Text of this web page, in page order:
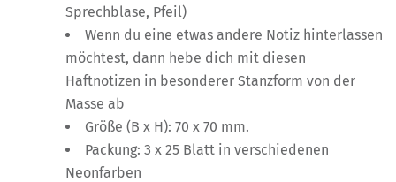
Sprechblase, Pfeil)
Wenn du eine etwas andere Notiz hinterlassen
möchtest, dann hebe dich mit diesen
Haftnotizen in besonderer Stanzform von der
Masse ab
Größe (B x H): 70 x 70 mm.
Packung: 3 x 25 Blatt in verschiedenen
Neonfarben